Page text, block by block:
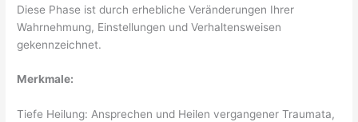
Diese Phase ist durch erhebliche Veränderungen Ihrer
Wahrnehmung, Einstellungen und Verhaltensweisen
gekennzeichnet.
Merkmale:
Tiefe Heilung: Ansprechen und Heilen vergangener Traumata,